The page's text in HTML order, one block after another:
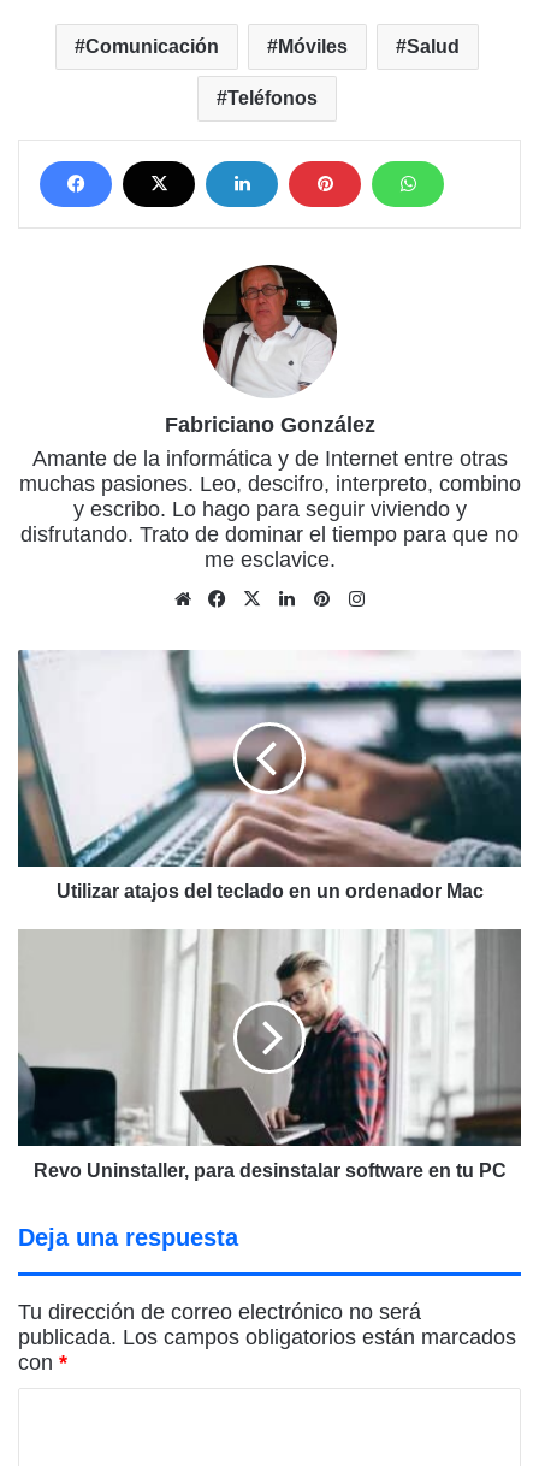
Comunicación Móviles Salud
Teléfonos
Fabriciano González
Amante de la informática y de Internet entre otras
muchas pasiones. Leo, descifro, interpreto, combino
y escribo. Lo hago para seguir viviendo y
disfrutando. Trato de dominar el tiempo para que no
me esclavice.
Sitio
Facebook
X LinkedInPinterest
Utilizar
atajos
del
teclado
en
un
ordenador
Mac
Utilizar atajos del teclado en un ordenador Mac
en
tu
PC
Revo Uninstaller, para desinstalar software en tu PC
Deja una respuesta
Tu dirección de correo electrónico no será
publicada. Los campos obligatorios están marcados
con *